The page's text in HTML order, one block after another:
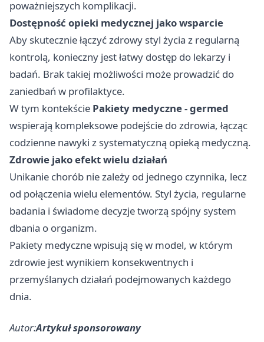
poważniejszych komplikacji.
Dostępność opieki medycznej jako wsparcie
Aby skutecznie łączyć zdrowy styl życia z regularną
kontrolą, konieczny jest łatwy dostęp do lekarzy i
badań. Brak takiej możliwości może prowadzić do
zaniedbań w profilaktyce.
W tym kontekście Pakiety medyczne - germed
wspierają kompleksowe podejście do zdrowia, łącząc
codzienne nawyki z systematyczną opieką medyczną.
Zdrowie jako efekt wielu działań
Unikanie chorób nie zależy od jednego czynnika, lecz
od połączenia wielu elementów. Styl życia, regularne
badania i świadome decyzje tworzą spójny system
dbania o organizm.
Pakiety medyczne wpisują się w model, w którym
zdrowie jest wynikiem konsekwentnych i
przemyślanych działań podejmowanych każdego
dnia.
Autor:Artykuł sponsorowany